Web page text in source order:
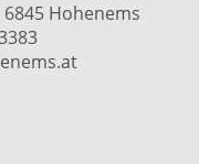
Hohenems